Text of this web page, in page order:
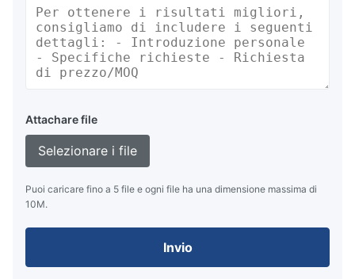
Attachare file
Selezionare i file
Puoi caricare fino a 5 file e ogni file ha una dimensione massima di
10M.
Invio